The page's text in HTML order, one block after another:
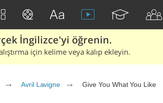
İngilizce'yi öğrenin.
için kelime veya kalıp ekleyin.
Avril Lavigne Give You What You Like